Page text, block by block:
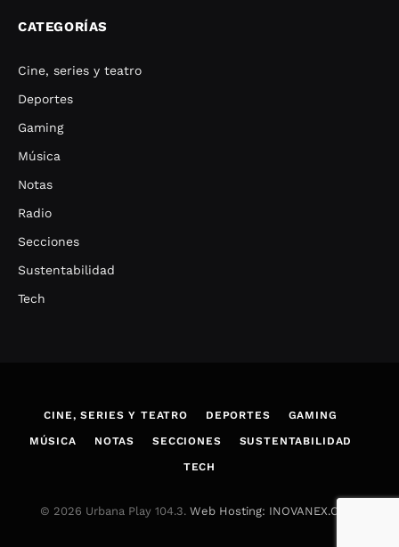
CATEGORÍAS
Cine, series y teatro
Deportes
Gaming
Música
Notas
Radio
Secciones
Sustentabilidad
Tech
CINE, SERIES Y TEATRO DEPORTES GAMING
MÚSICA NOTAS SECCIONES SUSTENTABILIDAD
TECH
© 2026 Urbana Play 104.3. Web Hosting: INOVANEX.COM